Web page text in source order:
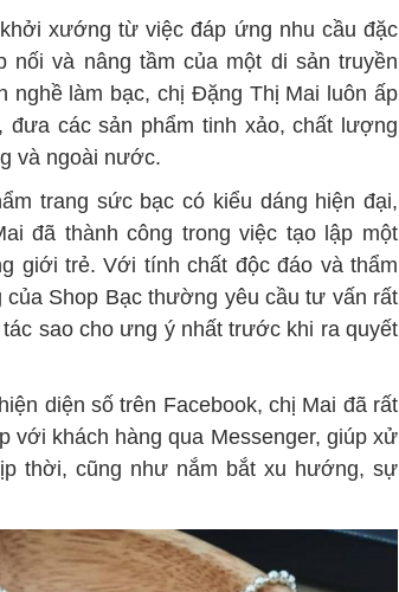
xướng từ việc đáp ứng nhu cầu đặc
và nâng tầm của một di sản truyền
nghề làm bạc, chị Đặng Thị Mai luôn ấp
các sản phẩm tinh xảo, chất lượng
và ngoài nước.
trang sức bạc có kiểu dáng hiện đại,
đã thành công trong việc tạo lập một
giới trẻ. Với tính chất độc đáo và thẩm
Shop Bạc thường yêu cầu tư vấn rất
sao cho ưng ý nhất trước khi ra quyết
diện số trên Facebook, chị Mai đã rất
với khách hàng qua Messenger, giúp xử
thời, cũng như nắm bắt xu hướng, sự